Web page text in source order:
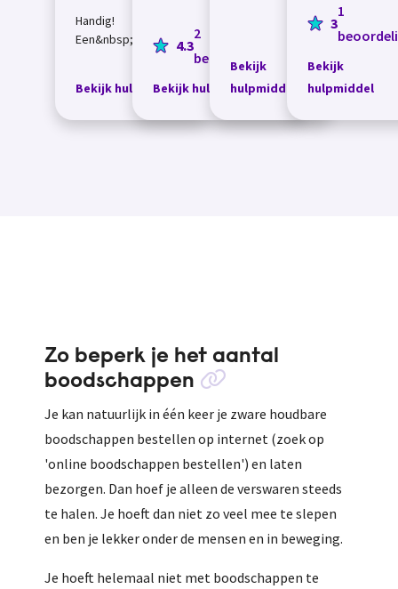
Handig!
Een&nbsp;pashouder
naar boven schuift,
dat scheelt
gefriemel. En je hebt
Bekijk hulpmiddel
4.3
2
beoordelingen
Bekijk hulpmiddel
Bekijk
hulpmiddel
3
1
Bekijk
hulpmiddel
Zo beperk je het aantal
boodschappen
Je kan natuurlijk in één keer je zware houdbare
boodschappen bestellen op internet (zoek op
'online boodschappen bestellen') en laten
bezorgen. Dan hoef je alleen de verswaren steeds
te halen. Je hoeft dan niet zo veel mee te slepen
en ben je lekker onder de mensen en in beweging.
Je hoeft helemaal niet met boodschappen te